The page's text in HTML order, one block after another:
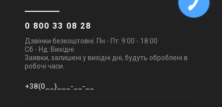
0 800 33 08 28
Дзвінки безкоштовні. Пн - Пт: 9:00 - 18:00
Сб - Нд: Вихідні.
Заявки, залишені у вихідні дні, будуть оброблені в
робочі часи.